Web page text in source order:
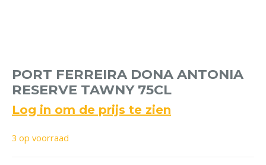
PORT FERREIRA DONA ANTONIA
RESERVE TAWNY 75CL
Log in om de prijs te zien
3 op voorraad